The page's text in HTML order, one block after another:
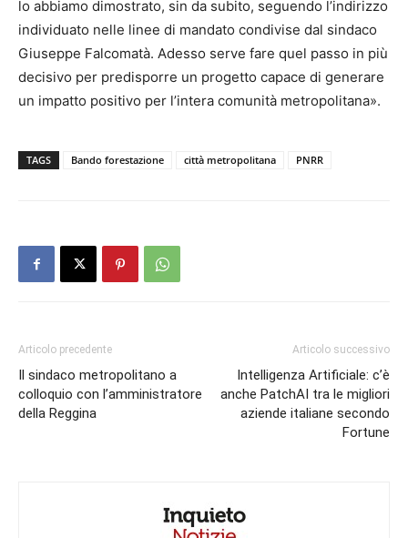
lo abbiamo dimostrato, sin da subito, seguendo l’indirizzo
individuato nelle linee di mandato condivise dal sindaco
Giuseppe Falcomatà. Adesso serve fare quel passo in più
decisivo per predisporre un progetto capace di generare
un impatto positivo per l’intera comunità metropolitana».
TAGS Bando forestazione città metropolitana PNRR
Articolo precedente
Il sindaco metropolitano a
colloquio con l’amministratore
della Reggina
Articolo successivo
Intelligenza Artificiale: c’è
anche PatchAI tra le migliori
aziende italiane secondo
Fortune